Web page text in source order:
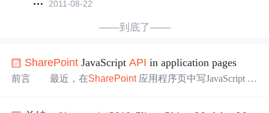
2011-08-22
——到底了——
SharePoint JavaScriptAPI in application pages
前言 最近，在SharePoint应用程序页中写JavaScript A